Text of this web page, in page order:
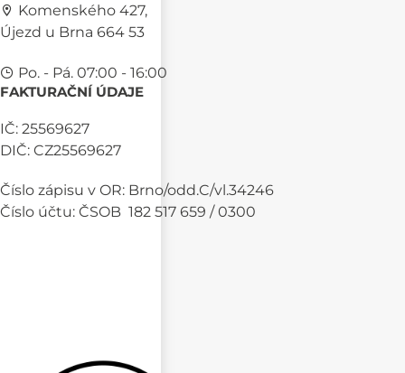
Komenského 427,
Újezd u Brna 664 53
Po. - Pá. 07:00 - 16:00
FAKTURAČNÍ ÚDAJE
IČ: 25569627
DIČ: CZ25569627
Číslo zápisu v OR: Brno/odd.C/vl.34246
Číslo účtu: ČSOB 182 517 659 / 0300